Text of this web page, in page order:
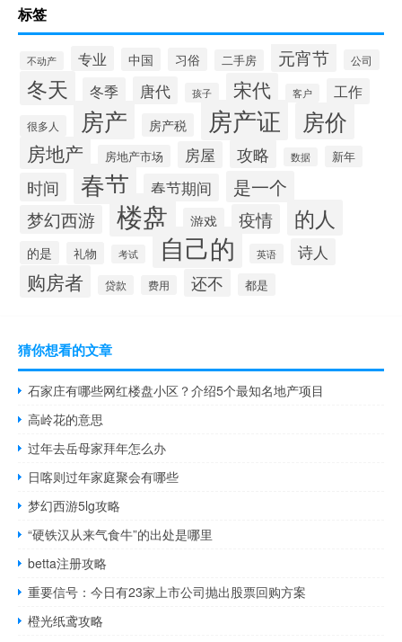
标签
不动产 专业 中国 习俗 二手房 元宵节 公司
冬天 冬季 唐代 孩子 宋代 客户 工作
很多人 房产 房产税 房产证 房价
房地产 房地产市场 房屋 攻略 数据 新年
时间 春节 春节期间 是一个
梦幻西游 楼盘 游戏 疫情 的人
的是 礼物 考试 自己的 英语 诗人
购房者 贷款 费用 还不 都是
猜你想看的文章
石家庄有哪些网红楼盘小区？介绍5个最知名地产项目
高岭花的意思
过年去岳母家拜年怎么办
日喀则过年家庭聚会有哪些
梦幻西游5lg攻略
“硬铁汉从来气食牛”的出处是哪里
betta注册攻略
重要信号：今日有23家上市公司抛出股票回购方案
橙光纸鸢攻略